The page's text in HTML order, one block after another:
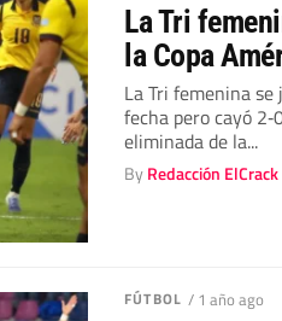
La Tri
la Copa
La Tri femenina
fecha pero cayó
eliminada de la...
ByRedacción ElCrack
FÚTBOL / 1 año ago